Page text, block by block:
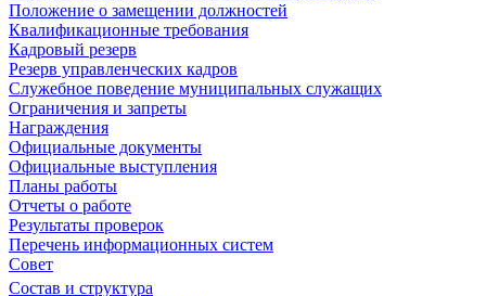
Положение о замещении должностей
Квалификационные требования
Кадровый резерв
Резерв управленческих кадров
Служебное поведение муниципальных служащих
Ограничения и запреты
Награждения
Официальные документы
Официальные выступления
Планы работы
Отчеты о работе
Результаты проверок
Перечень информационных систем
Совет
Состав и структура